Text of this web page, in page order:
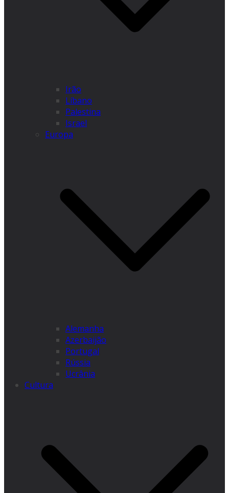
Irão
Líbano
Palestina
Israel
Europa
Alemanha
Azerbaijão
Portugal
Rússia
Ucrânia
Cultura